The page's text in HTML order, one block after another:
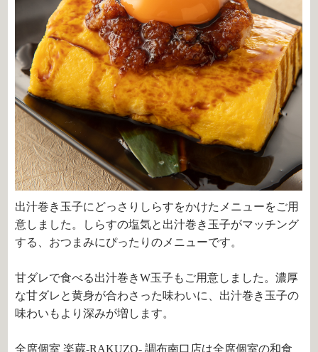
出汁巻き玉子にどっさりしらすをかけたメニューをご用
意しました。しらすの塩気と出汁巻き玉子がマッチング
する、おつまみにぴったりのメニューです。
甘ダレで食べる出汁巻きW玉子もご用意しました。濃厚
な甘ダレと黄身が合わさった味わいに、出汁巻き玉子の
味わいもより深みが増します。
全席個室 楽蔵‐RAKUZO‐ 調布南口店は全席個室の和食